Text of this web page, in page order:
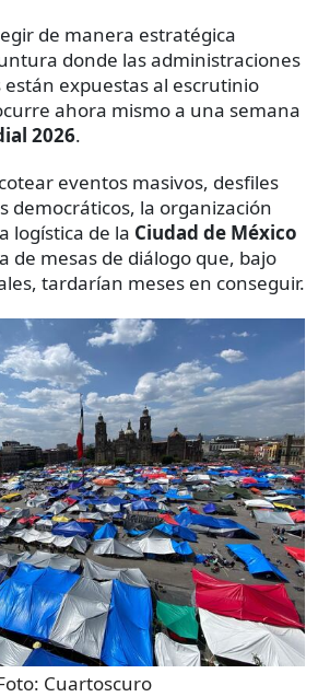
de manera estratégica
donde las administraciones
expuestas al escrutinio
ahora mismo a una semana
2026.
eventos masivos, desfiles
democráticos, la organización
logística de la Ciudad de México
de mesas de diálogo que, bajo
tardarían meses en conseguir.
Cuartoscuro